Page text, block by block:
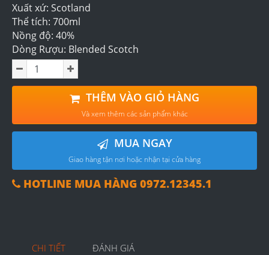
Xuất xứ: Scotland
Thể tích: 700ml
Nồng độ: 40%
Dòng Rượu: Blended Scotch
THÊM VÀO GIỎ HÀNG
Và xem thêm các sản phẩm khác
MUA NGAY
Giao hàng tận nơi hoặc nhận tại cửa hàng
HOTLINE MUA HÀNG 0972.12345.1
CHI TIẾT ĐÁNH GIÁ